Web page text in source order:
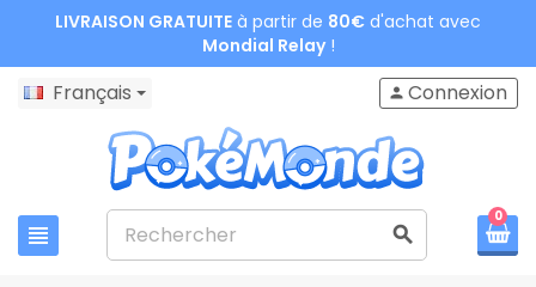
LIVRAISON GRATUITE à partir de 80€ d'achat avec
Mondial Relay!
Français
view_headline search
person Connexion
0